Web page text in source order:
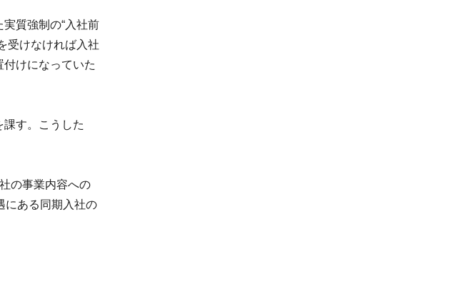
質強制の“入社前
受けなければ入社
けになっていた
す。こうした
の事業内容への
にある同期入社の